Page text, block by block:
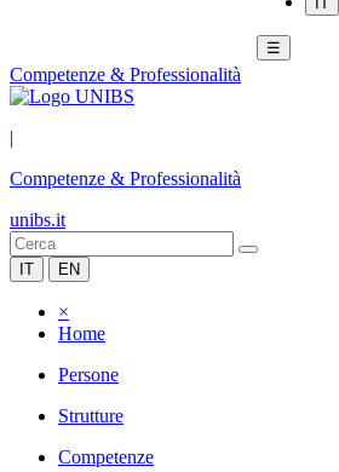
☰
Competenze & Professionalità
|
Competenze & Professionalità
unibs.it
IT EN
×
Home
Persone
Strutture
Competenze